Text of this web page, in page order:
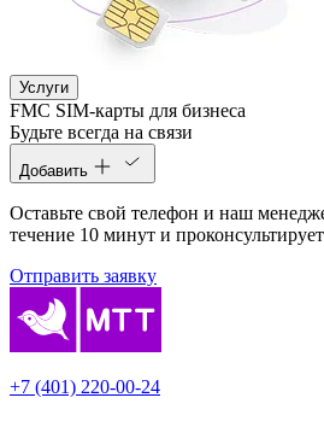
Услуги
FMC SIM-карты для бизнеса
Будьте всегда на связи
Добавить
Оставьте свой телефон и наш
течение 10 минут и
Отправить заявку
+7 (401) 220-00-24